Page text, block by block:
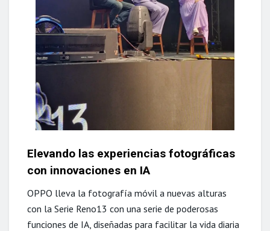
Elevando las experiencias fotográficas
con innovaciones en IA
OPPO lleva la fotografía móvil a nuevas alturas
con la Serie Reno13 con una serie de poderosas
funciones de IA, diseñadas para facilitar la vida diaria